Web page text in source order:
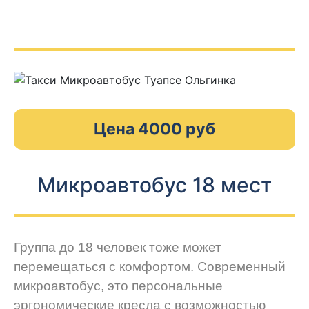
Цена 4000 руб
Микроавтобус 18 мест
Группа до 18 человек тоже может
перемещаться с комфортом. Современный
микроавтобус, это персональные
эргономические кресла с возможностью